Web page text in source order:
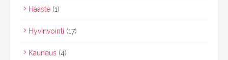
Haaste (1)
Hyvinvointi (17)
Kauneus (4)